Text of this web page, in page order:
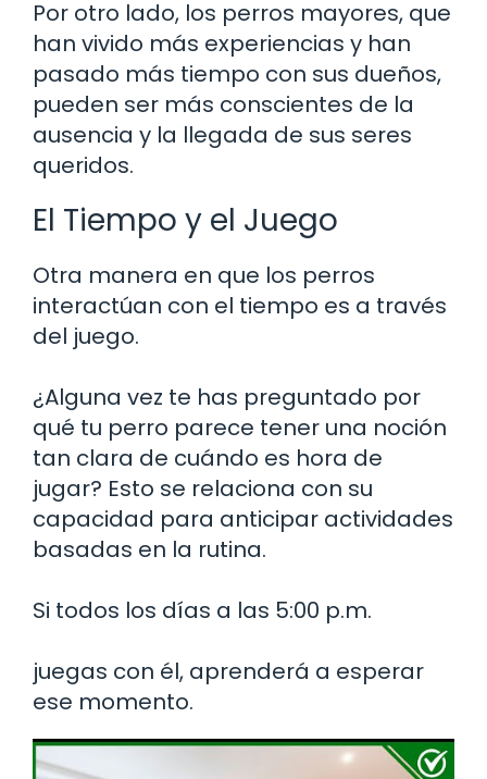
Por otro lado, los perros mayores, que
han vivido más experiencias y han
pasado más tiempo con sus dueños,
pueden ser más conscientes de la
ausencia y la llegada de sus seres
queridos.
El Tiempo y el Juego
Otra manera en que los perros
interactúan con el tiempo es a través
del juego.
¿Alguna vez te has preguntado por
qué tu perro parece tener una noción
tan clara de cuándo es hora de
jugar? Esto se relaciona con su
capacidad para anticipar actividades
basadas en la rutina.
Si todos los días a las 5:00 p.m.
juegas con él, aprenderá a esperar
ese momento.